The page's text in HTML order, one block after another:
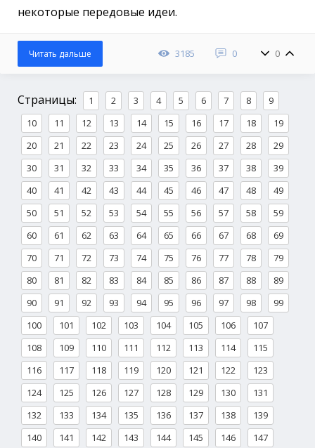
некоторые передовые идеи.
3185 0 0
Читать дальше
Страницы: 1 2 3 4 5 6 7 8
9
10
11 12 13 14 15 16 17 18
19
20
21 22 23 24 25 26 27 28
29
30
31 32 33 34 35 36 37 38
39
40
41 42 43 44 45 46 47 48
49
50
51 52 53 54 55 56 57 58
59
60
61 62 63 64 65 66 67 68
69
70
71 72 73 74 75 76 77 78
79
80
81 82 83 84 85 86 87 88
89
90
91 92 93 94 95 96 97 98
99
100
101 102 103 104 105 106
107
108
109 110 111 112 113 114
115
116
117 118 119 120 121 122
123
124
125 126 127 128 129 130
131
132
133 134 135 136 137 138
139
140
141 142 143 144 145 146
147